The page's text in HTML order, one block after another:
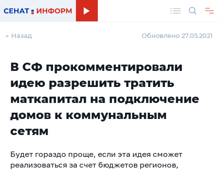
← Назад Обновлено 27.05.2021
В СФ прокомментировали
идею разрешить тратить
маткапитал на подключение
домов к коммунальным
сетям
Будет гораздо проще, если эта идея сможет
реализоваться за счет бюджетов регионов,